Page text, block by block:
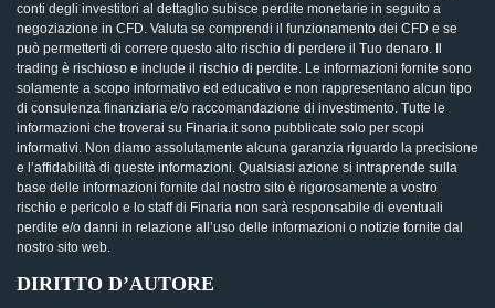
conti degli investitori al dettaglio subisce perdite monetarie in seguito a
negoziazione in CFD. Valuta se comprendi il funzionamento dei CFD e se
può permetterti di correre questo alto rischio di perdere il Tuo denaro. Il
trading è rischioso e include il rischio di perdite. Le informazioni fornite sono
solamente a scopo informativo ed educativo e non rappresentano alcun tipo
di consulenza finanziaria e/o raccomandazione di investimento. Tutte le
informazioni che troverai su Finaria.it sono pubblicate solo per scopi
informativi. Non diamo assolutamente alcuna garanzia riguardo la precisione
e l’affidabilità di queste informazioni. Qualsiasi azione si intraprende sulla
base delle informazioni fornite dal nostro sito è rigorosamente a vostro
rischio e pericolo e lo staff di Finaria non sarà responsabile di eventuali
perdite e/o danni in relazione all’uso delle informazioni o notizie fornite dal
nostro sito web.
DIRITTO D’AUTORE